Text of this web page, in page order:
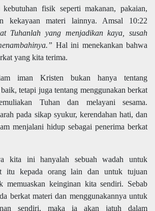
fisik seperti makanan, pakaian,
kekayaan materi lainnya. Amsal 10:22
Tuhanlah yang menjadikan kaya, susah
Hal ini menekankan bahwa
yang kita terima.
iman Kristen bukan hanya tentang
tetapi juga tentang menggunakan berkat
Tuhan dan melayani sesama.
pada sikap syukur, kerendahan hati, dan
menjalani hidup sebagai penerima berkat
kita ini hanyalah sebuah wadah untuk
itu kepada orang lain dan untuk tujuan
memuaskan keinginan kita sendiri. Sebab
berkat materi dan menggunakannya untuk
sendiri, maka ia akan jatuh dalam